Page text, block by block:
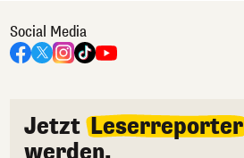
Social Media
Jetzt Leserreporter